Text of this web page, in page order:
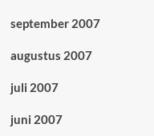
september 2007
augustus 2007
juli 2007
juni 2007